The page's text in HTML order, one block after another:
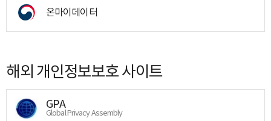
온마이데이터
해외 개인정보보호 사이트
GPA
Global Privacy Assembly